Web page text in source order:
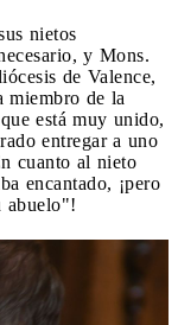
nietos
y Mons.
de Valence,
miembro de la
está muy unido,
entregar a uno
cuanto al nieto
encantado, ¡pero
abuelo"!